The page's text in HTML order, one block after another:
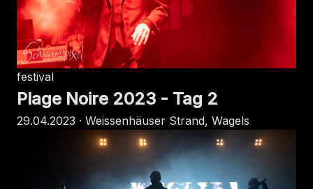
festival
Plage Noire 2023 - Tag 2
29.04.2023 · Weissenhäuser Strand, Wagels